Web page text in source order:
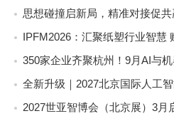
IPFM2026：汇聚纸塑行业智慧
350家企业齐聚杭州！9月AI与
全新升级｜2027北京国际人工
2027世亚智博会（北京展）3月